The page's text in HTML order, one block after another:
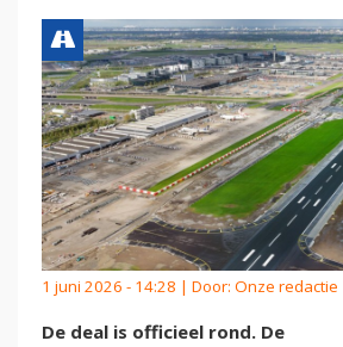
1 juni 2026 - 14:28 | Door: Onze redactie
De deal is officieel rond. De